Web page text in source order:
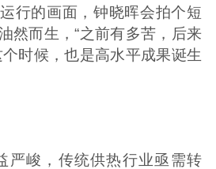
行的画面，钟晓晖会拍个短
然而生，“之前有多苦，后来
时候，也是高水平成果诞生
严峻，传统供热行业亟需转